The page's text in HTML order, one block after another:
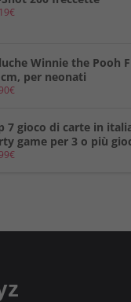
€
Winnie the Pooh
per neonati
€
7 gioco di carte in
game per 3 o più
€